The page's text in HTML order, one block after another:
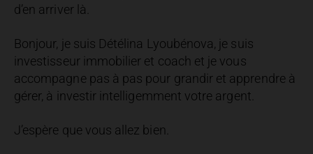
d’en arriver là.
Bonjour, je suis Détélina Lyoubénova, je suis
investisseur immobilier et coach et je vous
accompagne pas à pas pour grandir et apprendre à
gérer, à investir intelligemment votre argent.
J’espère que vous allez bien.